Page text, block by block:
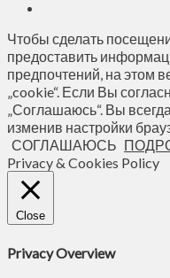
Чтобы сделать
предоставить
предпочтений, на этом
„cookie“. Если Вы
„Соглашаюсь“. Вы
изменив настройки
СОГЛАШАЮСЬ
Privacy & Cookies Policy
Close
Privacy Overview